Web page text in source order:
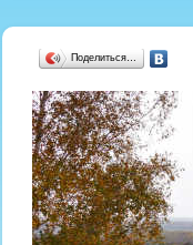
Поделиться…